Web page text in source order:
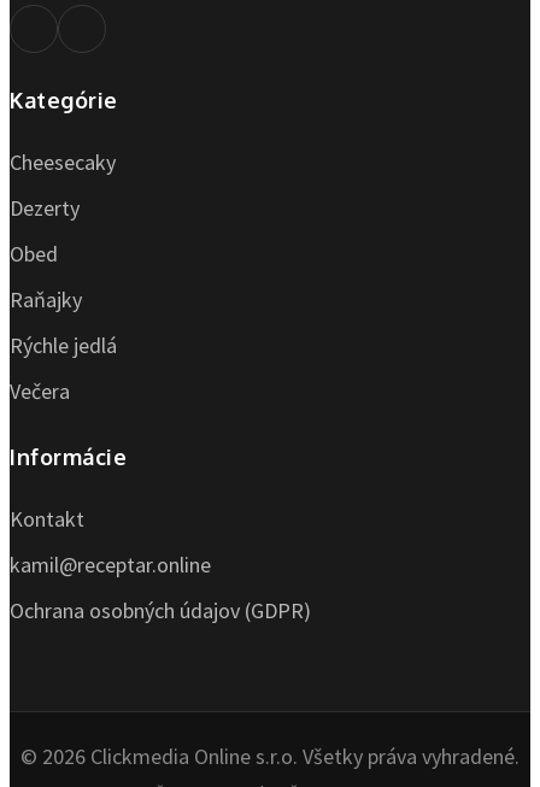
Kategórie
Cheesecaky
Dezerty
Obed
Raňajky
Rýchle jedlá
Večera
Informácie
Kontakt
kamil@receptar.online
Ochrana osobných údajov (GDPR)
© 2026 Clickmedia Online s.r.o. Všetky práva vyhradené.